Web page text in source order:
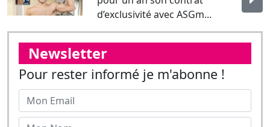
J'affirme être majeur.